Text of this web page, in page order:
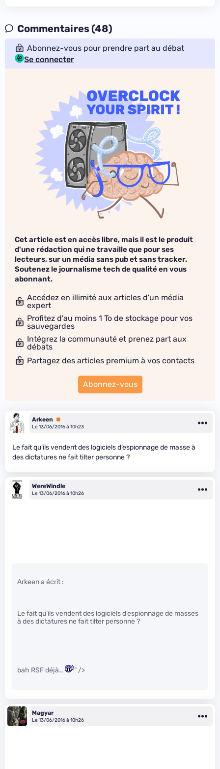
Commentaires (48)
Abonnez-vous pour prendre part au débat
Se connecter
Cet article est en accès libre, mais il est le produit
d'une rédaction qui ne travaille que pour ses
lecteurs, sur un média sans pub et sans tracker.
Soutenez le journalisme tech de qualité en vous
abonnant.
Accédez en illimité aux articles d'un média
expert
Profitez d'au moins 1 To de stockage pour vos
sauvegardes
Intégrez la communauté et prenez part aux
débats
Partagez des articles premium à vos contacts
Abonnez-vous
Arkeen
Premium
Le 13/06/2016 à 10h23
Le fait qu’ils vendent des logiciels d’espionnage de masse à
des dictatures ne fait tilter personne ?
WereWindle
Le 13/06/2016 à 10h26
Arkeen a écrit :
Le fait qu’ils vendent des logiciels d’espionnage de masses
à des dictatures ne fait tilter personne ?
bah RSF déjà… " />
Magyar
Le 13/06/2016 à 10h26